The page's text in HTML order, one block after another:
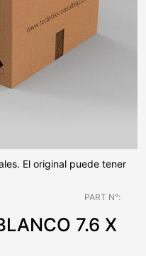
El original puede tener
PART N°:
7.6 X